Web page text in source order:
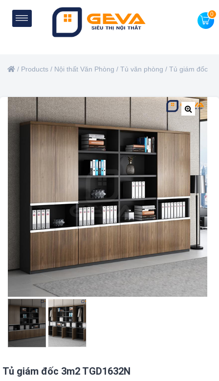
0
/ Products / Nội thất Văn Phòng / Tủ văn phòng / Tủ giám đốc
🔍
Tủ giám đốc 3m2 TGD1632N